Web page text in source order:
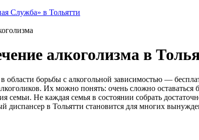
Служба» в Тольятти
алкоголизма в
борьбы с алкогольной зависимостью —
Их можно понять: очень сложно
семьи. Не каждая семья в состоянии собрать
диспансер в Тольятти становится для многих